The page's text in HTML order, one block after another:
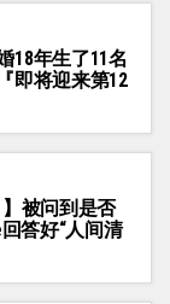
18年生了11名
即将迎来第12
】被问到是否
答好“人间清